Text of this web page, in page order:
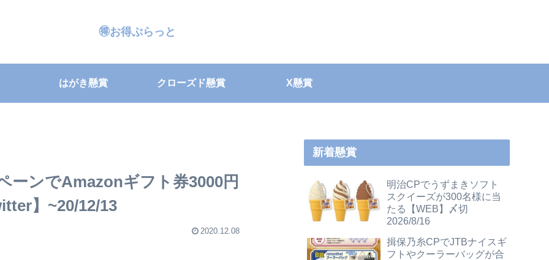
🉐お得ぷらっと
はがき懸賞 クローズド懸賞 X懸賞
ーンでAmazonギフト券3000円
】~20/12/13
2020.12.08
新着懸賞
明治CPでうずまきソフト
スクイーズが300名様に当
たる【WEB】〆切
2026/8/16
揖保乃糸CPでJTBナイスギ
フトやクーラーバッグが合